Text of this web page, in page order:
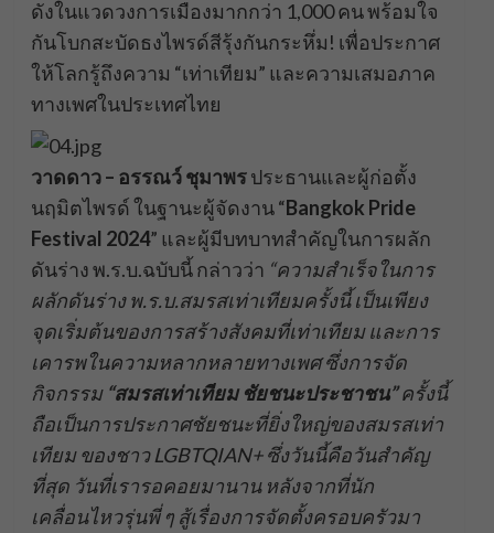
ดังในแวดวงการเมืองมากกว่า 1,000 คน พร้อมใจ
กันโบกสะบัดธงไพรด์สีรุ้งกันกระหึ่ม! เพื่อประกาศ
ให้โลกรู้ถึงความ “เท่าเทียม” และความเสมอภาค
ทางเพศในประเทศไทย
วาดดาว – อรรณว์ ชุมาพรประธานและผู้ก่อตั้ง
นฤมิตไพรด์ ในฐานะผู้จัดงาน “Bangkok Pride
Festival 2024” และผู้มีบทบาทสำคัญในการผลัก
ดันร่าง พ.ร.บ.ฉบับนี้ กล่าวว่า “ความสำเร็จในการ
ผลักดันร่าง พ.ร.บ.สมรสเท่าเทียมครั้งนี้ เป็นเพียง
จุดเริ่มต้นของการสร้างสังคมที่เท่าเทียม และการ
เคารพในความหลากหลายทางเพศ ซึ่งการจัด
กิจกรรม “สมรสเท่าเทียม ชัยชนะประชาชน”ครั้งนี้
ถือเป็นการประกาศชัยชนะที่ยิ่งใหญ่ของสมรสเท่า
เทียม ของชาว LGBTQIAN+ ซึ่งวันนี้คือวันสำคัญ
ที่สุด วันที่เรารอคอยมานาน หลังจากที่นัก
เคลื่อนไหวรุ่นพี่ ๆ สู้เรื่องการจัดตั้งครอบครัวมา